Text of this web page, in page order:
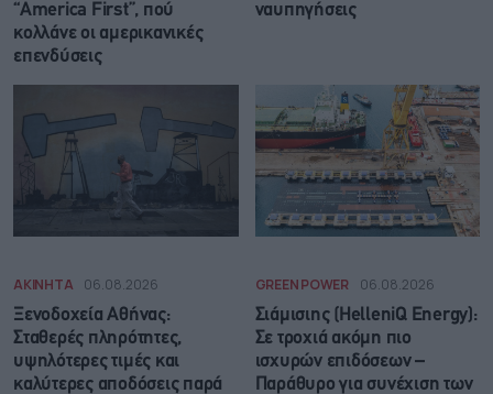
“America First”, πού
κολλάνε οι αμερικανικές
επενδύσεις
ναυπηγήσεις
ΑΚΙΝΗΤΑ 06.08.2026
Ξενοδοχεία Αθήνας:
Σταθερές πληρότητες,
υψηλότερες τιμές και
καλύτερες αποδόσεις παρά
GREEN POWER 06.08.2026
Σιάμισιης (HelleniQ Energy):
Σε τροχιά ακόμη πιο
ισχυρών επιδόσεων –
Παράθυρο για συνέχιση των